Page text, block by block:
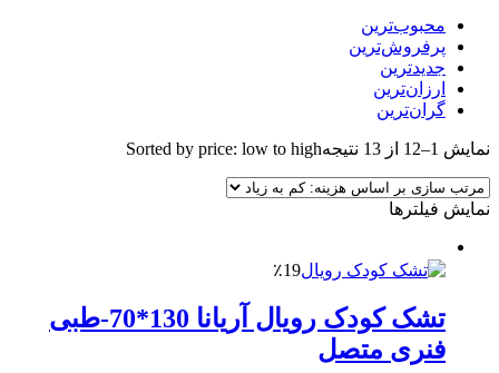
محبوب‌ترین
پرفروش‌ترین
جدیدترین
ارزان‌ترین
گران‌ترین
نمایش 1–12 از 13 نتیجه Sorted by price: low to high
نمایش فیلترها
٪19
تشک کودک رویال آریانا 130*70-طبی
فنری متصل